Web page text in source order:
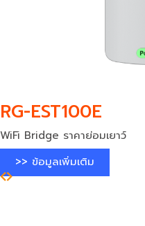
RG-EST100E
WiFi Bridge ราคาย่อมเยาว์
>> ข้อมูลเพิ่มเติม